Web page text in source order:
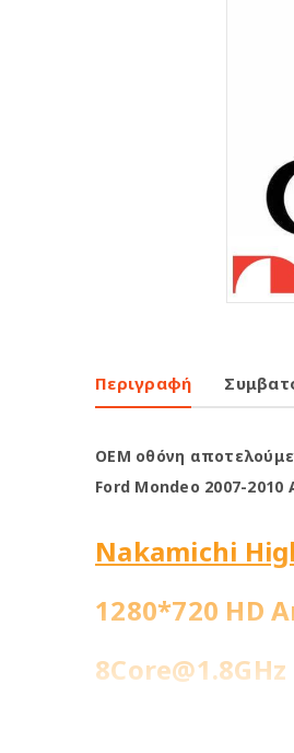
Περιγραφή
OEM οθόνη
Ford Mondeo 2007-2010
Nakamichi
1280*720 HD